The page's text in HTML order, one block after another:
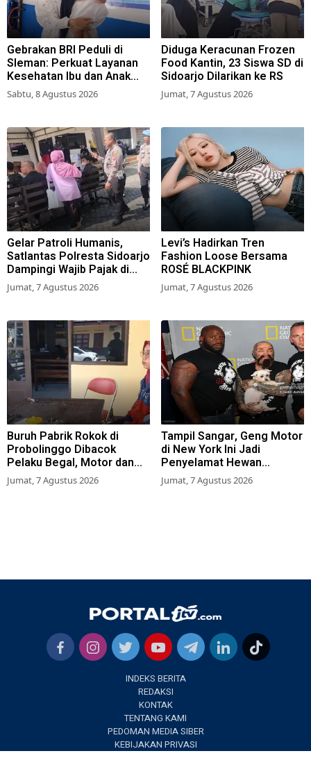
Gebrakan BRI Peduli di
Sleman: Perkuat Layanan
Kesehatan Ibu dan Anak
Lewat Program Desa
Brilian 1000 HPK
Sabtu, 8 Agustus 2026
Diduga Keracunan Frozen
Food Kantin, 23 Siswa SD di
Sidoarjo Dilarikan ke RS
Jumat, 7 Agustus 2026
Gelar Patroli Humanis,
Satlantas Polresta Sidoarjo
Dampingi Wajib Pajak di
Samsat
Jumat, 7 Agustus 2026
Levi’s Hadirkan Tren
Fashion Loose Bersama
ROSÉ BLACKPINK
Jumat, 7 Agustus 2026
Buruh Pabrik Rokok di
Probolinggo Dibacok
Pelaku Begal, Motor dan
Tas Amblas
Jumat, 7 Agustus 2026
Tampil Sangar, Geng Motor
di New York Ini Jadi
Penyelamat Hewan
Terlantar
Jumat, 7 Agustus 2026
INDEKS BERITA
REDAKSI
KONTAK
TENTANG KAMI
PEDOMAN MEDIA SIBER
KEBIJAKAN PRIVASI